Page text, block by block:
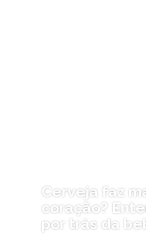
Cerveja faz
coração?
por trás da